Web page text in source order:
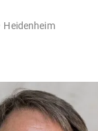
Heidenheim